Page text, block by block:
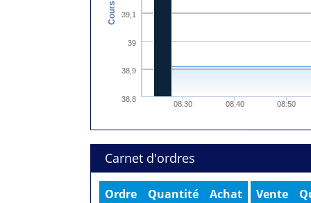
Cours
08:30 08:40 08:50
38,8
38,9
39
39,1
Carnet d'ordres
Ordre Quantité Achat Vente